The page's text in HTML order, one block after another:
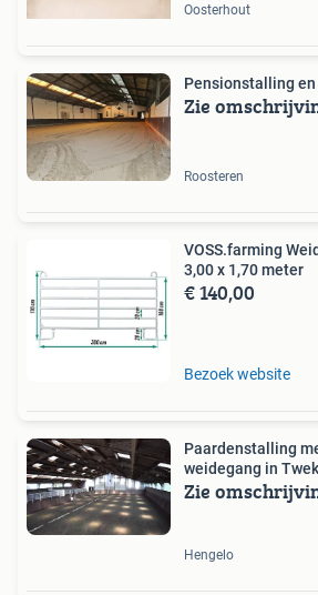
Oosterhout
Pensionstalling
Zie
Roosteren
VOSS.farming
3,00 x 1,70 meter
€ 140,00
Bezoek website
Paardenstalling
weidegang in
Zie
Hengelo